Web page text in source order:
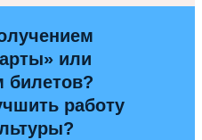
или
билетов?
работу